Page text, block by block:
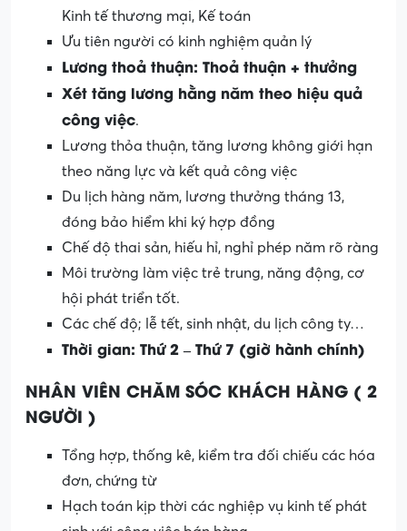
Kinh tế thương mại, Kế toán
Ưu tiên người có kinh nghiệm quản lý
Lương thoả thuận: Thoả thuận + thưởng
Xét tăng lương hằng năm theo hiệu quả
công việc.
Lương thỏa thuận, tăng lương không giới hạn
theo năng lực và kết quả công việc
Du lịch hàng năm, lương thưởng tháng 13,
đóng bảo hiểm khi ký hợp đồng
Chế độ thai sản, hiếu hỉ, nghỉ phép năm rõ ràng
Môi trường làm việc trẻ trung, năng động, cơ
hội phát triển tốt.
Các chế độ; lễ tết, sinh nhật, du lịch công ty…
Thời gian: Thứ 2 – Thứ 7 (giờ hành chính)
NHÂN VIÊN CHĂM SÓC KHÁCH HÀNG ( 2
NGƯỜI )
Tổng hợp, thống kê, kiểm tra đối chiếu các hóa
đơn, chứng từ
Hạch toán kịp thời các nghiệp vụ kinh tế phát